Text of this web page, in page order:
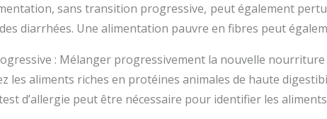
sans transition progressive, peut également
diarrhées. Une alimentation pauvre en fibres peut
: Mélanger progressivement la nouvelle nourriture
les aliments riches en protéines animales de haute
d’allergie peut être nécessaire pour identifier les